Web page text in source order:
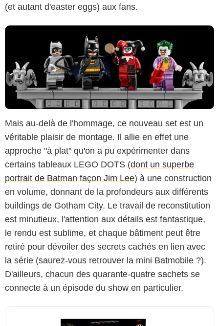
(et autant d'easter eggs) aux fans.
Mais au-delà de l'hommage, ce nouveau set est un
véritable plaisir de montage. Il allie en effet une
approche "à plat" qu'on a pu expérimenter dans
certains tableaux LEGO DOTS (dont un superbe
portrait de Batman façon Jim Lee) à une construction
en volume, donnant de la profondeurs aux différents
buildings de Gotham City. Le travail de reconstitution
est minutieux, l'attention aux détails est fantastique,
le rendu est sublime, et chaque bâtiment peut être
retiré pour dévoiler des secrets cachés en lien avec
la série (saurez-vous retrouver la mini Batmobile ?).
D'ailleurs, chacun des quarante-quatre sachets se
connecte à un épisode du show en particulier.